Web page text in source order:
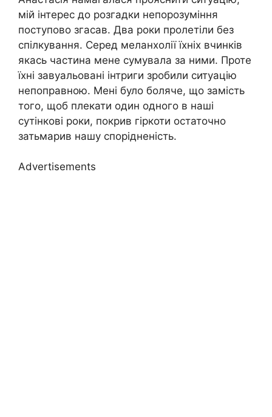
мій інтерес до розгадки непорозуміння
поступово згасав. Два роки пролетіли без
спілкування. Серед меланхолії їхніх вчинків
якась частина мене сумувала за ними. Проте
їхні завуальовані інтриги зробили ситуацію
непоправною. Мені було боляче, що замість
того, щоб плекати один одного в наші
сутінкові роки, покрив гіркоти остаточно
затьмарив нашу спорідненість.
Advertisements